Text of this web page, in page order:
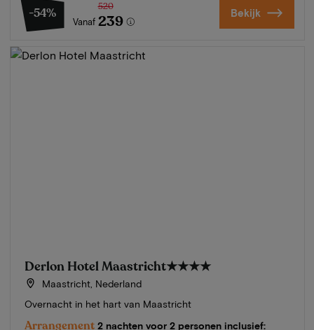
-54%
Vanaf
520
239 Bekijk
Derlon Hotel Maastricht★★★★
Maastricht, Nederland
Overnacht in het hart van Maastricht
Arrangement 2 nachten voor 2 personen inclusief: